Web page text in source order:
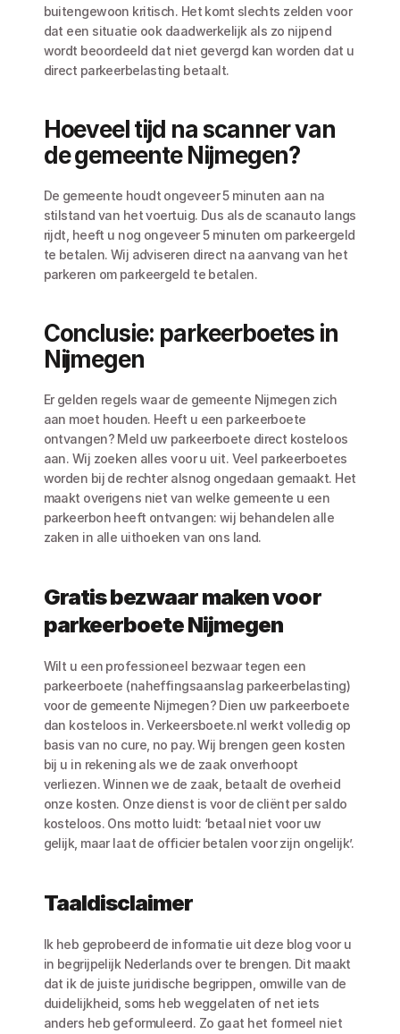
buitengewoon kritisch. Het komt slechts zelden voor
dat een situatie ook daadwerkelijk als zo nijpend
wordt beoordeeld dat niet gevergd kan worden dat u
direct parkeerbelasting betaalt.
Hoeveel tijd na scanner van
de gemeente Nijmegen?
De gemeente houdt ongeveer 5 minuten aan na
stilstand van het voertuig. Dus als de scanauto langs
rijdt, heeft u nog ongeveer 5 minuten om parkeergeld
te betalen. Wij adviseren direct na aanvang van het
parkeren om parkeergeld te betalen.
Conclusie: parkeerboetes in
Nijmegen
Er gelden regels waar de gemeente Nijmegen zich
aan moet houden. Heeft u een parkeerboete
ontvangen? Meld uw parkeerboete direct kosteloos
aan. Wij zoeken alles voor u uit. Veel parkeerboetes
worden bij de rechter alsnog ongedaan gemaakt. Het
maakt overigens niet van welke gemeente u een
parkeerbon heeft ontvangen: wij behandelen alle
zaken in alle uithoeken van ons land.
Gratis bezwaar maken voor
parkeerboete Nijmegen
Wilt u een professioneel bezwaar tegen een
parkeerboete (naheffingsaanslag parkeerbelasting)
voor de gemeente Nijmegen? Dien uw parkeerboete
dan kosteloos in. Verkeersboete.nl werkt volledig op
basis van no cure, no pay. Wij brengen geen kosten
bij u in rekening als we de zaak onverhoopt
verliezen. Winnen we de zaak, betaalt de overheid
onze kosten. Onze dienst is voor de cliënt per saldo
kosteloos. Ons motto luidt: ‘betaal niet voor uw
gelijk, maar laat de officier betalen voor zijn ongelijk’.
Taaldisclaimer
Ik heb geprobeerd de informatie uit deze blog voor u
in begrijpelijk Nederlands over te brengen. Dit maakt
dat ik de juiste juridische begrippen, omwille van de
duidelijkheid, soms heb weggelaten of net iets
anders heb geformuleerd. Zo gaat het formeel niet